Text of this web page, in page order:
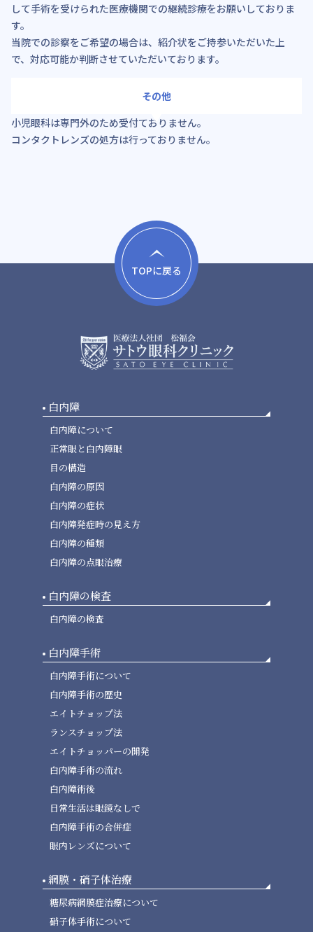
して手術を受けられた医療機関での継続診療をお願いしておりま
す。
当院での診察をご希望の場合は、紹介状をご持参いただいた上
で、対応可能か判断させていただいております。
その他
小児眼科は専門外のため受付ておりません。
コンタクトレンズの処方は行っておりません。
TOPに戻る
白内障
白内障について
正常眼と白内障眼
目の構造
白内障の原因
白内障の症状
白内障発症時の見え方
白内障の種類
白内障の点眼治療
白内障の検査
白内障の検査
白内障手術
白内障手術について
白内障手術の歴史
エイトチョップ法
ランスチョップ法
エイトチョッパーの開発
白内障手術の流れ
白内障術後
日常生活は眼鏡なしで
白内障手術の合併症
眼内レンズについて
網膜・硝子体治療
糖尿病網膜症治療について
硝子体手術について